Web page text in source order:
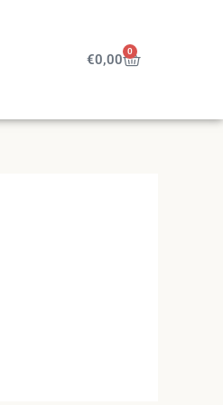
€0,00 0
Carrello